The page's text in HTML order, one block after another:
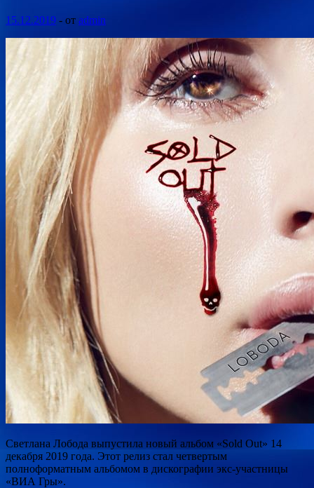
15.12.2019 - от admin
Светлана Лобода выпустила новый альбом «Sold Out» 14
декабря 2019 года. Этот релиз стал четвертым
полноформатным альбомом в дискографии экс-участницы
«ВИА Гры».